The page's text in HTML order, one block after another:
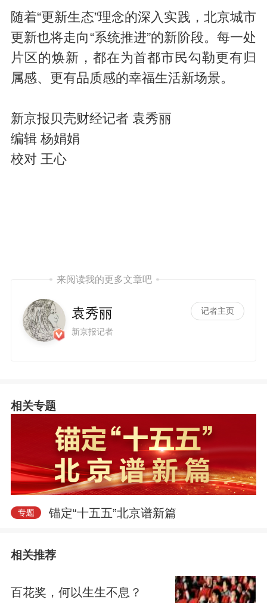
随着“更新生态”理念的深入实践，北京城市
更新也将走向“系统推进”的新阶段。每一处
片区的焕新，都在为首都市民勾勒更有归
属感、更有品质感的幸福生活新场景。
新京报贝壳财经记者 袁秀丽
编辑 杨娟娟
校对 王心
来阅读我的更多文章吧
袁秀丽
新京报记者
记者主页
相关专题
锚定“十五五”北京谱新篇
相关推荐
百花奖，何以生生不息？